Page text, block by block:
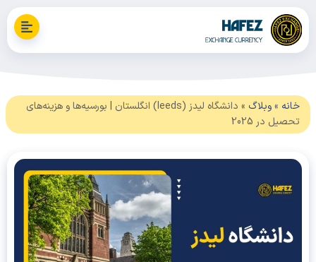
»وبلاگ»
دانشگاه لیدز (leeds) انگلستان | بورسیه‌ها و هزینه‌های
در 2025